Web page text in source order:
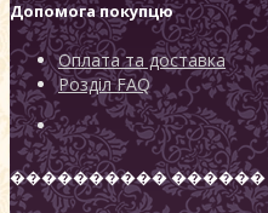
Допомога покупцю
Оплата та доставка
Розділ FAQ
���������� ������